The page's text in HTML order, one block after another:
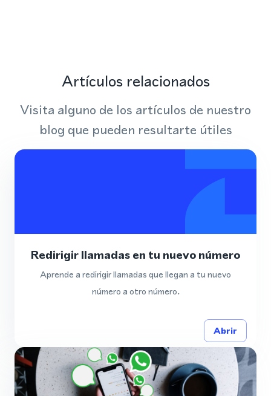
Artículos relacionados
Visita alguno de los artículos de nuestro
blog que pueden resultarte útiles
Redirigir llamadas en tu nuevo número
Aprende a redirigir llamadas que llegan a tu nuevo
número a otro número.
Abrir